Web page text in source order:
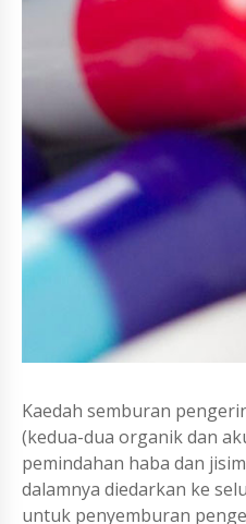
Kaedah semburan
(kedua-dua organik dan
pemindahan haba dan
dalamnya diedarkan ke
untuk penyemburan